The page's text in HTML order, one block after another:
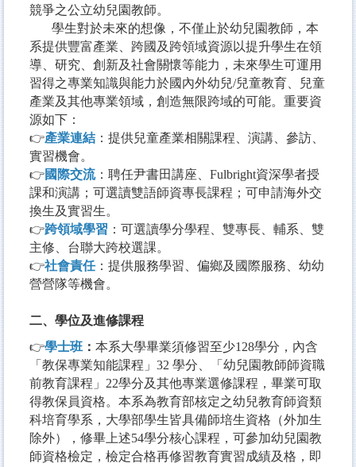
競爭之公立幼兒園教師。
學生對於未來的想像，不僅止於幼兒園教師，本
系提供豐富產業、跨國及跨領域資源以提升學生在領
導、研究、創新及社會關懷等能力，未來學生可運用
習得之專業知識與能力於國內外幼兒/兒童教育、兒童
產業及其他專業領域，創造無限跨域的可能。重要資
源如下：
👉產業連結 ：提供兒童產業相關課程、演講、參訪、
實習機會。
👉國際交流：聘任尹書田講座、Fulbright資深學者授
課和演講；可選讀雙語師資專長課程；可申請海外交
換生及實習生。
👉跨領域學習 ：可選讀學分學程、雙專長、輔系、雙
主修、台聯大跨校選課。
👉社會責任：提供服務學習、偏鄉及國際服務、幼幼
營營隊等機會。
二、學位及進修課程
👉學士班 ： 本系大學畢業須修習至少128學分，內含
「教保專業知能課程」32 學分、「幼兒園教師師資職
前教育課程」22學分及其他專業選修課程，畢業可取
得教保員資格。本系為教育部核定之幼兒教育師資類
科培育學系，大學部學生皆具備師培生資格（外加生
除外），修畢上述54學分核心課程，可參加幼兒園教
師資格檢定，檢定合格再修習教育實習成績及格，即